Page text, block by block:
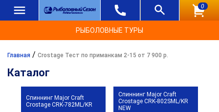
0
РЫБОЛОВНЫЕ ТУРЫ
Главная / Crostage Тест по приманкам 2-15 от 7 900 р.
Каталог
Спиннинг Major Craft
Crostage CRK-782ML/KR
Спиннинг Major Craft
Crostage CRK-802SML/KR
NEW